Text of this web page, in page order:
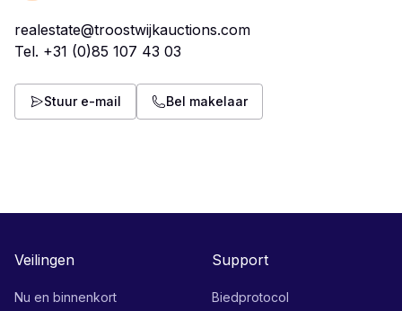
realestate@troostwijkauctions.com
Tel. +31 (0)85 107 43 03
Stuur e-mail Bel makelaar
Veilingen
Nu en binnenkort
Support
Biedprotocol